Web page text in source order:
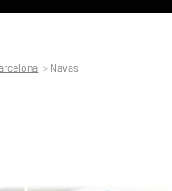
Navas